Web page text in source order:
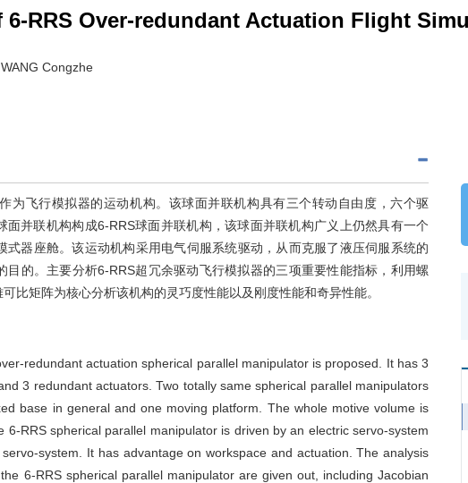
RRS Over-redundant Actuation Flight
Congzhe
为飞行模拟器的运动机构。该球面并联机构具有三个转动自由度，六个驱
并联机构构成6-RRS球面并联机构，该球面并联机构广义上仍然具有一个
器座舱。该运动机构采用电气伺服系统驱动，从而克服了液压伺服系统的
的。主要分析6-RRS超冗余驱动飞行模拟器的三项重要性能指标，利用螺
比矩阵为核心分析该机构的灵巧度性能以及刚度性能和奇异性能。
redundant actuation spherical parallel manipulator is proposed. It has 3
3 redundant actuators. Two totally same spherical parallel manipulators
base in general and one moving platform. The whole motive volume is
6-RRS spherical parallel manipulator is driven by an electric servo-system
system. It has advantage on workspace and actuation. The analysis
6-RRS spherical parallel manipulator are given out, including Jacobian